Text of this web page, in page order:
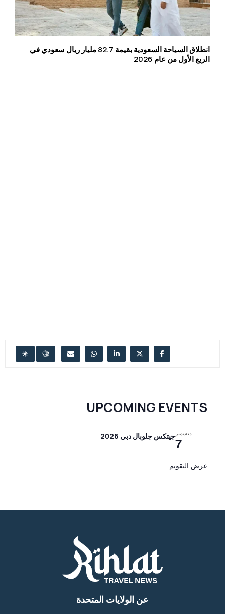
انطلاق السياحة السعودية بقيمة 82.7 مليار ريال سعودي في
الربع الأول من عام 2026
UPCOMING EVENTS
ديسمبر
7جيتكس جلوبال دبي 2026
عرض التقويم
عن الولايات المتحدة